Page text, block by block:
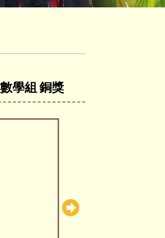
學組 銅獎